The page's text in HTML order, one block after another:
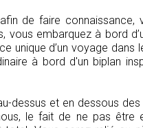
de faire connaissance,
vous embarquez à bord
unique d’un voyage dans
à bord d'un biplan
dessus et en dessous
le fait de ne pas être